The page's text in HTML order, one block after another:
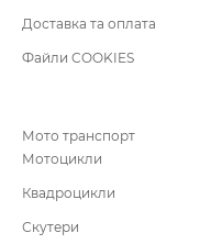
Доставка та оплата
Файли COOKIES
Мото транспорт
Мотоцикли
Квадроцикли
Скутери